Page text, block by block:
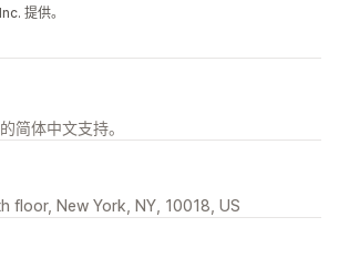
提供。
简体中文支持。
floor, New York, NY, 10018, US